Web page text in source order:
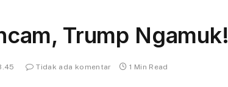
Trump Ngamuk!
Tidak ada komentar 1 Min Read